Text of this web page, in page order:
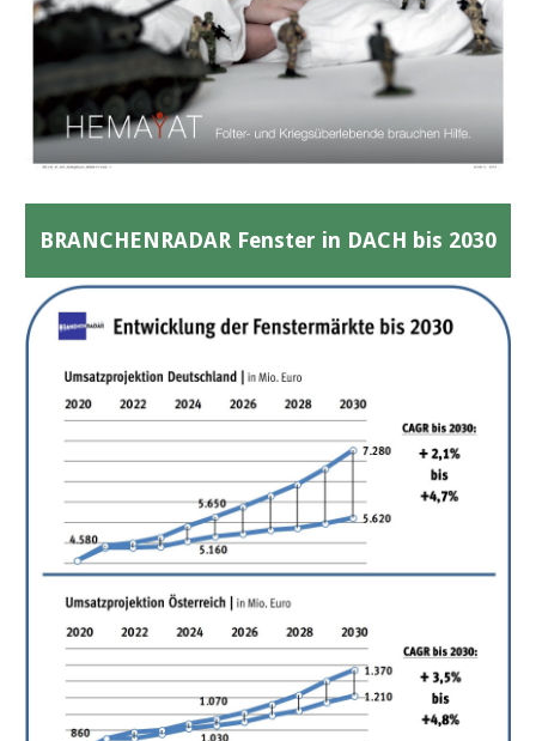
BRANCHENRADAR Fenster in DACH bis 2030